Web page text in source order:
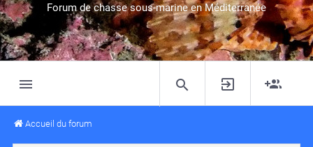
Forum de chasse sous-marine en Méditerranée
Accueil du forum